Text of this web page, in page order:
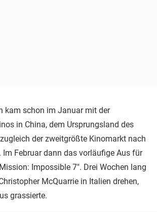
kam schon im Januar mit der
in China, dem Ursprungsland des
der zweitgrößte Kinomarkt nach
Im Februar dann das vorläufige Aus für
Impossible 7". Drei Wochen lang
McQuarrie in Italien drehen,
grassierte.